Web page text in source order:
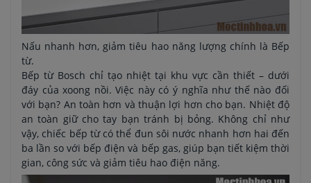
Nấu nhanh hơn, giảm tiêu hao năng lượng chính là Bếp
từ.
Bếp từ Bosch chỉ tạo nhiệt tại khu vực cần thiết – dưới
đáy của xoong nồi. Việc này có ý nghĩa như thế nào đối
với bạn? An toàn hơn và thuận lợi hơn cho bạn. Nhiệt độ
an toàn giữ cho tay bạn tránh bị bỏng. Không chỉ như
vậy, chiếc bếp từ có thể đun sôi nước nhanh hơn hai đến
ba lần so với bếp điện và bếp gas, giúp bạn tiết kiệm thời
gian, công sức và giảm tiêu hao điện năng.